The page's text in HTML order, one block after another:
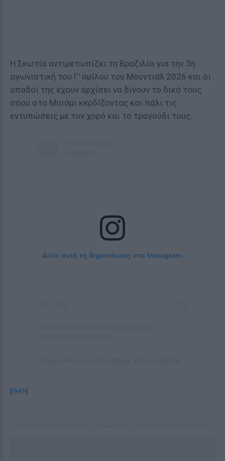
Η Σκωτία αντιμετωπίζει τη Βραζιλία για την 3η
αγωνιστική του Γ' ομίλου του Μουντιάλ 2026 και οι
οπαδοί της έχουν αρχίσει να δίνουν το δικό τους
σόου στο Μαϊάμι κερδίζοντας και πάλι τις
εντυπώσεις με τον χορό και το τραγούδι τους.
Δείτε αυτή τη δημοσίευση στο Instagram.
[ΠΗΓΗ]